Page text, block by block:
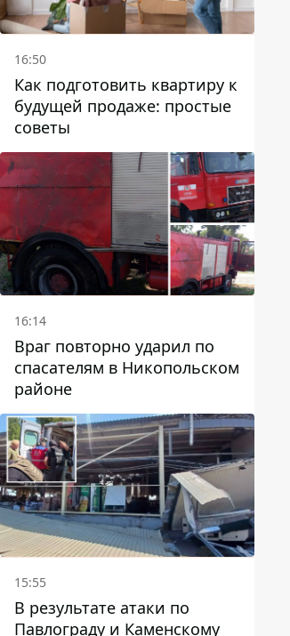
16:50
Как подготовить квартиру к
будущей продаже: простые
советы
16:14
Враг повторно ударил по
спасателям в Никопольском
районе
15:55
В результате атаки по
Павлограду и Каменскому